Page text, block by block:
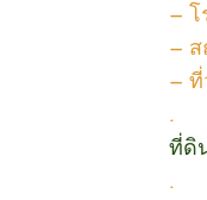
–
–
– ที่
.
ที่ดิ
.